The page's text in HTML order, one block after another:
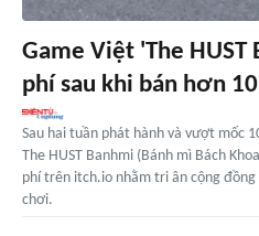
Game Việt 'The
phí sau khi bán hơn
Sau hai tuần phát hành và vượt mốc
The HUST Banhmi (Bánh mì Bách
phí trên itch.io nhằm tri ân cộng
chơi.